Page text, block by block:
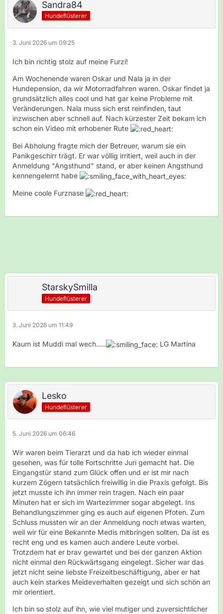
Sandra84
Hundeflüsterer
3. Juni 2026 um 09:25
Ich bin richtig stolz auf meine Furzi!
Am Wochenende waren Oskar und Nala ja in der
Hundepension, da wir Motorradfahren waren. Oskar findet ja
grundsätzlich alles cool und hat gar keine Probleme mit
Veränderungen. Nala muss sich erst reinfinden, taut
inzwischen aber schnell auf. Nach kürzester Zeit bekam ich
schon ein Video mit erhobener Rute
Bei Abholung fragte mich der Betreuer, warum sie ein
Panikgeschirr trägt. Er war völlig irritiert, weil auch in der
Anmeldung "Angsthund" stand, er aber keinen Angsthund
kennengelernt habe
Meine coole Furznase
StarskySmilla
Hundeflüsterer
3. Juni 2026 um 11:49
Kaum ist Muddi mal wech..... LG Martina
Lesko
Hundeflüsterer
5. Juni 2026 um 06:46
Wir waren beim Tierarzt und da hab ich wieder einmal
gesehen, was für tolle Fortschritte Juri gemacht hat. Die
Eingangstür stand zum Glück offen und er ist mir nach
kurzem Zögern tatsächlich freiwillig in die Praxis gefolgt. Bis
jetzt musste ich ihn immer rein tragen. Nach ein paar
Minuten hat er sich im Wartezimmer sogar abgelegt. Ins
Behandlungszimmer ging es auch auf eigenen Pfoten. Zum
Schluss mussten wir an der Anmeldung noch etwas warten,
weil wir für eine Bekannte Medis mitbringen sollten. Da ist es
recht eng und es kamen auch andere Leute vorbei.
Trotzdem hat er brav gewartet und bei der ganzen Aktion
nicht einmal den Rückwärtsgang eingelegt. Sicher war das
jetzt nicht seine liebste Freizeitbeschäftigung, aber er hat
auch kein starkes Meideverhalten gezeigt und sich schön an
mir orientiert.
Ich bin so stolz auf ihn, wie viel mutiger und zuversichtlicher